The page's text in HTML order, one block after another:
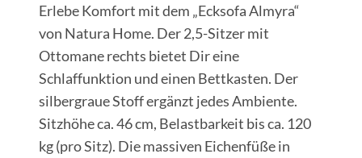
Erlebe Komfort mit dem „Ecksofa Almyra“
von Natura Home. Der 2,5-Sitzer mit
Ottomane rechts bietet Dir eine
Schlaffunktion und einen Bettkasten. Der
silbergraue Stoff ergänzt jedes Ambiente.
Sitzhöhe ca. 46 cm, Belastbarkeit bis ca. 120
kg (pro Sitz). Die massiven Eichenfüße in